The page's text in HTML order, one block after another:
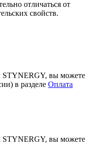
отличаться от
свойств.
STYNERGY, вы можете
в разделе Оплата
STYNERGY, вы можете